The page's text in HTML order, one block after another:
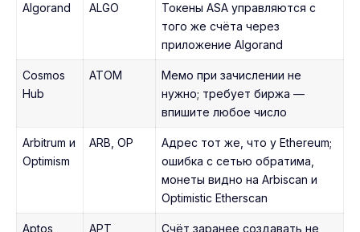
Algorand ALGO
Токены ASA управляются с
того же счёта через
приложение Algorand
Cosmos
Hub
ATOM
Мемо при зачислении не
нужно; требует биржа —
впишите любое число
Arbitrum и
Optimism
ARB, OP
Адрес тот же, что у Ethereum;
ошибка с сетью обратима,
монеты видно на Arbiscan и
Optimistic Etherscan
Aptos APT
Счёт заранее создавать не